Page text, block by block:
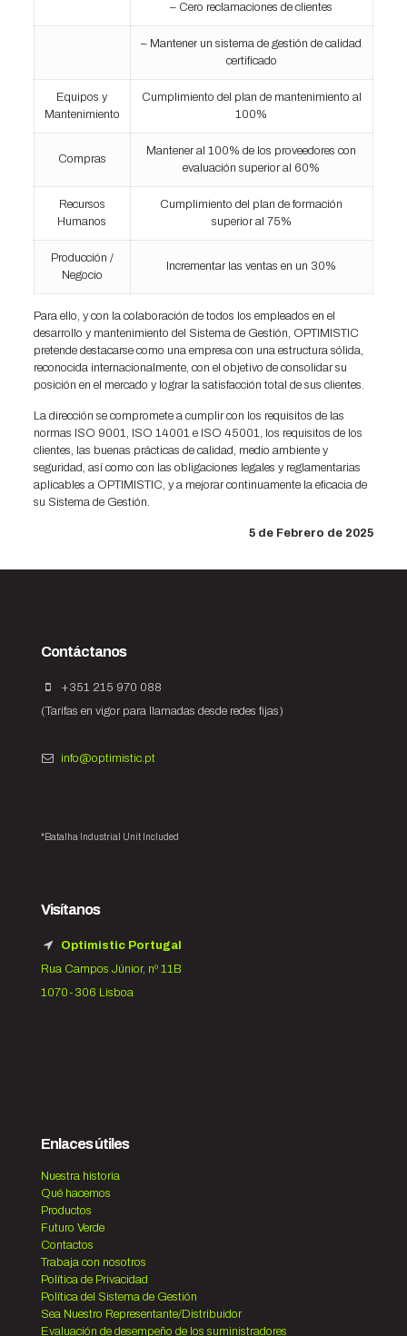
– Cero reclamaciones de clientes
– Mantener un sistema de gestión de calidad
certificado
Equipos y
Mantenimiento
Cumplimiento del plan de mantenimiento al
100%
Compras
Mantener al 100% de los proveedores con
evaluación superior al 60%
Recursos
Humanos
Cumplimiento del plan de formación
superior al 75%
Producción /
Negocio
Incrementar las ventas en un 30%
Para ello, y con la colaboración de todos los empleados en el
desarrollo y mantenimiento del Sistema de Gestión, OPTIMISTIC
pretende destacarse como una empresa con una estructura sólida,
reconocida internacionalmente, con el objetivo de consolidar su
posición en el mercado y lograr la satisfacción total de sus clientes.
La dirección se compromete a cumplir con los requisitos de las
normas ISO 9001, ISO 14001 e ISO 45001, los requisitos de los
clientes, las buenas prácticas de calidad, medio ambiente y
seguridad, así como con las obligaciones legales y reglamentarias
aplicables a OPTIMISTIC, y a mejorar continuamente la eficacia de
su Sistema de Gestión.
5 de Febrero de 2025
Contáctanos
+351 215 970 088
(Tarifas en vigor para llamadas desde redes fijas)
info@optimistic.pt
*Batalha Industrial Unit Included
Visítanos
Optimistic Portugal
Rua Campos Júnior, nº 11B
1070-306 Lisboa
Enlaces útiles
Nuestra historia
Qué hacemos
Productos
Futuro Verde
Contactos
Trabaja con nosotros
Política de Privacidad
Política del Sistema de Gestión
Sea Nuestro Representante/Distribuidor
Evaluación de desempeño de los suministradores